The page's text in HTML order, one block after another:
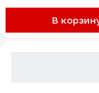
В